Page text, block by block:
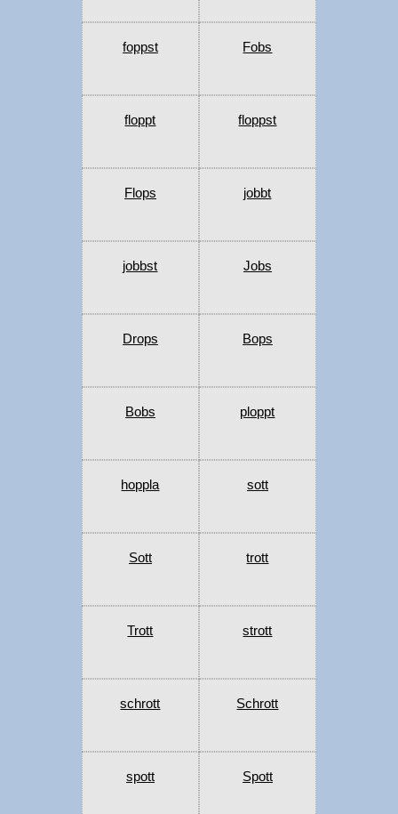
foppst Fobs
floppt floppst
Flops jobbt
jobbst Jobs
Drops Bops
Bobs ploppt
hoppla sott
Sott trott
Trott strott
schrott Schrott
spott Spott